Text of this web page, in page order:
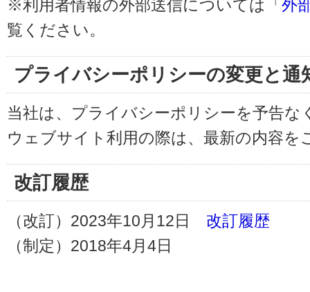
※利用者情報の外部送信については「外
覧ください。
プライバシーポリシーの変更と通
当社は、プライバシーポリシーを予告
ウェブサイト利用の際は、最新の内容を
改訂履歴
（改訂）2023年10月12日 改訂履歴
（制定）2018年4月4日